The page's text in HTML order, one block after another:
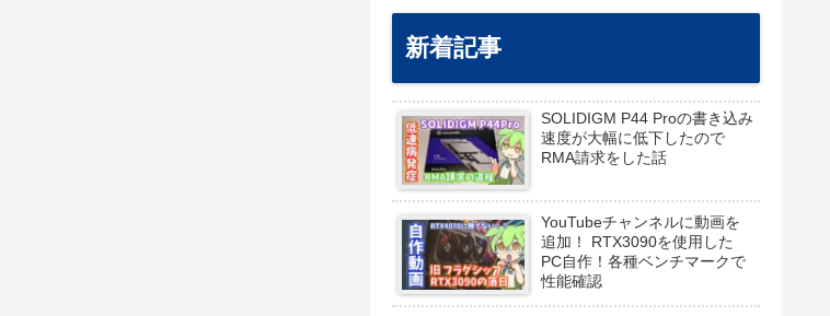
新着記事
SOLIDIGM P44 Proの書き込み
速度が大幅に低下したので
RMA請求をした話
YouTubeチャンネルに動画を
追加！ RTX3090を使用した
PC自作！各種ベンチマークで
性能確認